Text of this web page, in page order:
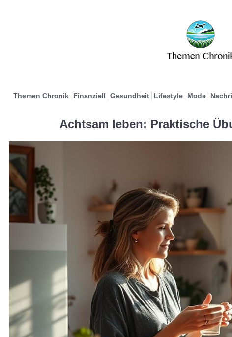
Themen Chronik Finanziell Gesundheit Lifestyle Mode
Achtsam leben: Praktische